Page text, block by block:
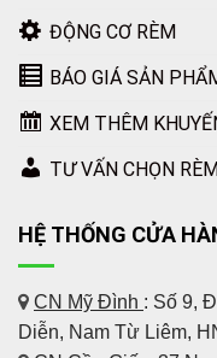
ĐỘNG CƠ RÈM
BÁO GIÁ SẢN
XEM THÊM
TƯ VẤN CHỌN RÈM
HỆ THỐNG CỬA
CN Mỹ Đình : Số 9,
Diễn, Nam Từ Liêm,